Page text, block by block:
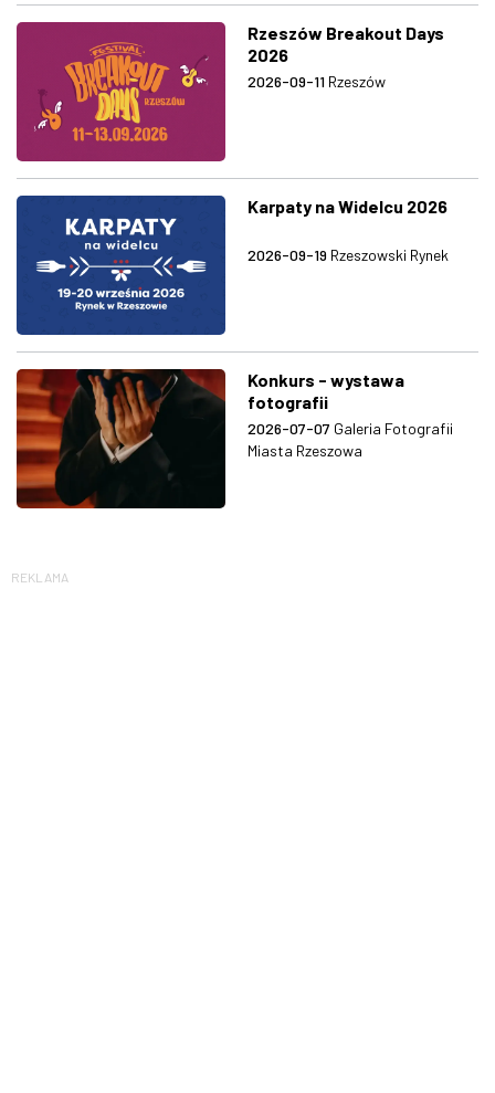
Rzeszów Breakout Days
2026
2026-09-11 Rzeszów
Karpaty na Widelcu 2026
2026-09-19 Rzeszowski Rynek
Konkurs - wystawa
fotografii
2026-07-07 Galeria Fotografii
Miasta Rzeszowa
REKLAMA